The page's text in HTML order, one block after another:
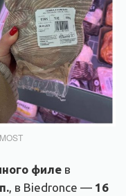
филе в
, в Biedronce — 16